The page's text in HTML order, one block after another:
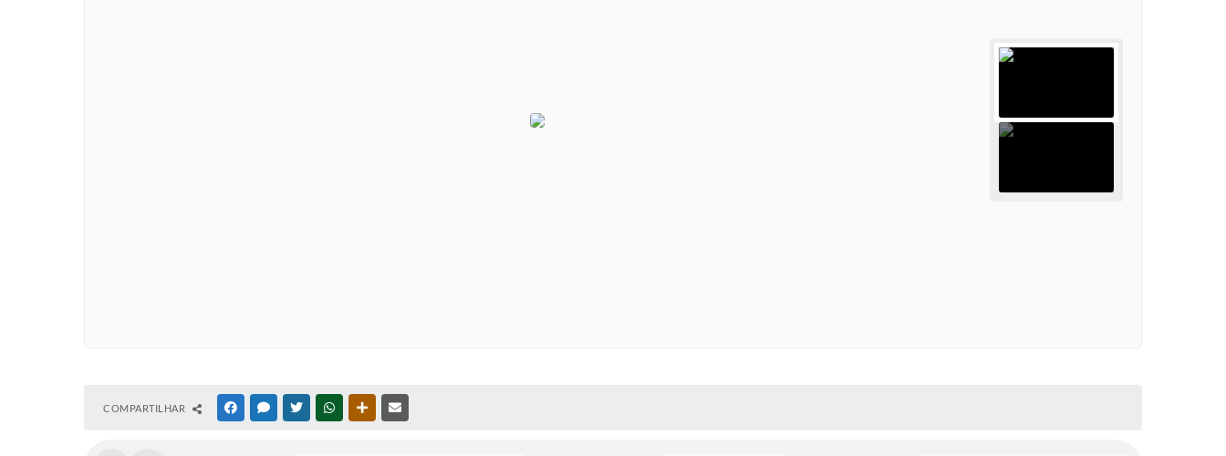
COMPARTILHAR FACEBOOKMESSENGER
TWITTERWHATSAPPOUTRAS MÍDIAS